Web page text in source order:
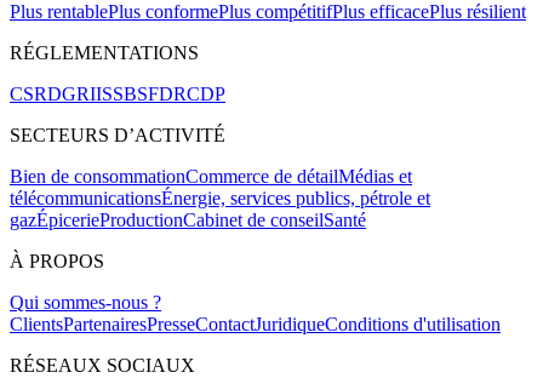
Plus rentablePlus conformePlus compétitifPlus efficacePlus résilient
RÉGLEMENTATIONS
CSRDGRIISSBSFDRCDP
SECTEURS D’ACTIVITÉ
Bien de consommationCommerce de détailMédias et
télécommunicationsÉnergie, services publics, pétrole et
gazÉpicerieProductionCabinet de conseilSanté
À PROPOS
Qui sommes-nous ?
ClientsPartenairesPresseContactJuridiqueConditions d'utilisation
RÉSEAUX SOCIAUX